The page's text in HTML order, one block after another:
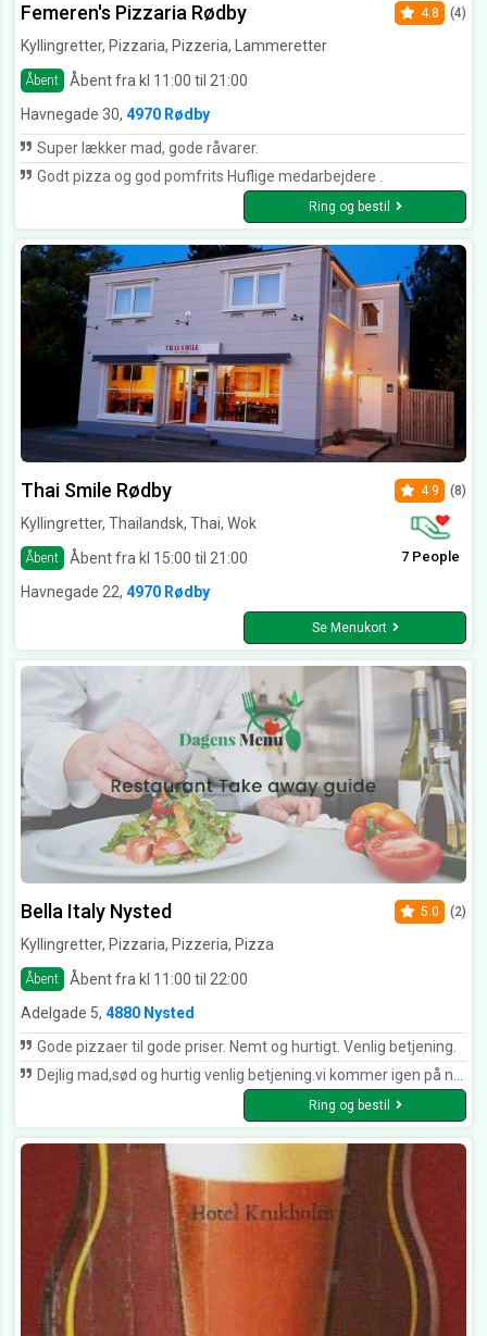
Femeren's Pizzaria Rødby
Kyllingretter, Pizzaria, Pizzeria, Lammeretter
Åbent Åbent fra kl 11:00 til 21:00
4.8 (4)
Havnegade 30, 4970 Rødby
Super lækker mad, gode råvarer.
Godt pizza og god pomfrits Huflige medarbejdere .
Ring og bestil
Thai Smile Rødby
Kyllingretter, Thailandsk, Thai, Wok
Åbent Åbent fra kl 15:00 til 21:00
4.9 (8)
7 People
Havnegade 22, 4970 Rødby
Se Menukort
Bella Italy Nysted
Kyllingretter, Pizzaria, Pizzeria, Pizza
Åbent Åbent fra kl 11:00 til 22:00
5.0 (2)
Adelgade 5, 4880 Nysted
Gode pizzaer til gode priser. Nemt og hurtigt. Venlig betjening.
Dejlig mad,sød og hurtig venlig betjening.vi kommer igen på næste ferie.
Ring og bestil